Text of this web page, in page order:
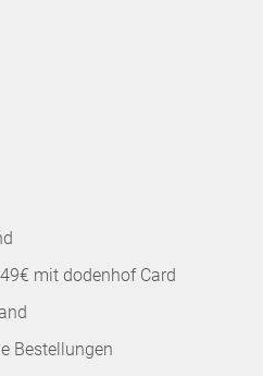
mit dodenhof Card
Bestellungen